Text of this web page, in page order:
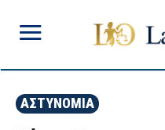
ΑΣΤΥΝΟΜΙΑ